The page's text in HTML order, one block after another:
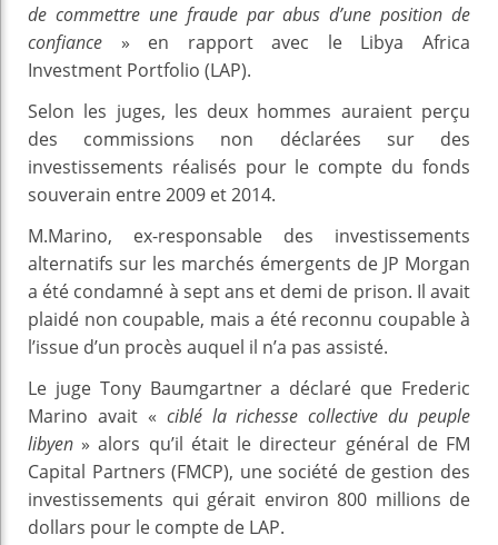
de commettre une fraude par abus d’une position de
confiance » en rapport avec le Libya Africa
Investment Portfolio (LAP).
Selon les juges, les deux hommes auraient perçu
des commissions non déclarées sur des
investissements réalisés pour le compte du fonds
souverain entre 2009 et 2014.
M.Marino, ex-responsable des investissements
alternatifs sur les marchés émergents de JP Morgan
a été condamné à sept ans et demi de prison. Il avait
plaidé non coupable, mais a été reconnu coupable à
l’issue d’un procès auquel il n’a pas assisté.
Le juge Tony Baumgartner a déclaré que Frederic
Marino avait « ciblé la richesse collective du peuple
libyen » alors qu’il était le directeur général de FM
Capital Partners (FMCP), une société de gestion des
investissements qui gérait environ 800 millions de
dollars pour le compte de LAP.